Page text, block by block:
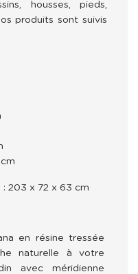
housses, pieds,
produits sont suivis
: 203 x 72 x 63 cm
en résine tressée
naturelle à votre
avec méridienne